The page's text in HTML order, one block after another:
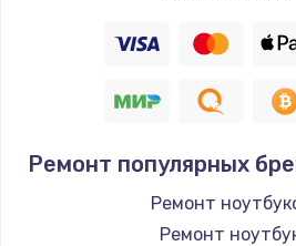
Ремонт популярных
Ремонт
Ремонт